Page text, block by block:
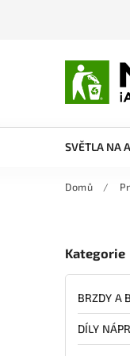
SVĚTLA NA
Domů /
Kategorie
BRZDY A
DÍLY